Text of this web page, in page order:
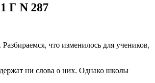
N 287
что изменилось для учеников,
ни слова о них. Однако школы